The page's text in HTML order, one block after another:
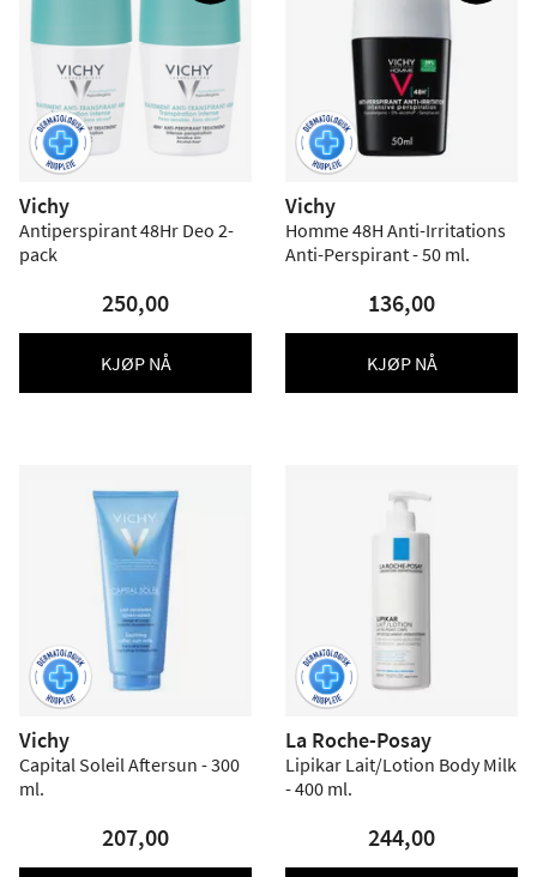
Vichy
Antiperspirant 48Hr Deo 2-
pack
250,00
KJØP NÅ
Vichy
Homme 48H Anti-Irritations
Anti-Perspirant - 50 ml.
136,00
KJØP NÅ
Vichy
Capital Soleil Aftersun - 300
ml.
207,00
La Roche-Posay
Lipikar Lait/Lotion Body Milk
- 400 ml.
244,00